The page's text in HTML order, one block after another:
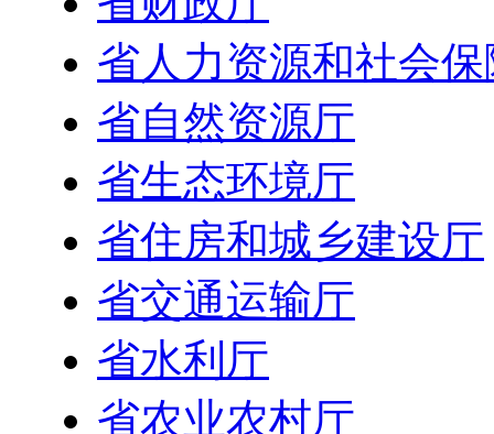
省人力资源和社会
省自然资源厅
省生态环境厅
省住房和城乡建设厅
省交通运输厅
省水利厅
省农业农村厅